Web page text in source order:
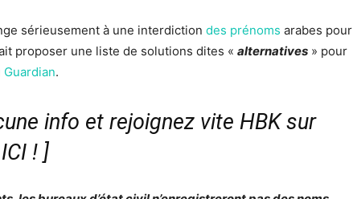
sérieusement à une interdiction des prénoms arabes pour
proposer une liste de solutions dites « alternatives » pour
Guardian.
info et rejoignez vite HBK sur
! ]